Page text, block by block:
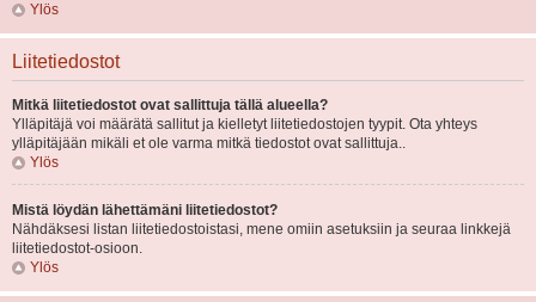
Ylös
Liitetiedostot
Mitkä liitetiedostot ovat sallittuja tällä alueella?
Ylläpitäjä voi määrätä sallitut ja kielletyt liitetiedostojen tyypit. Ota yhteys
ylläpitäjään mikäli et ole varma mitkä tiedostot ovat sallittuja..
Ylös
Mistä löydän lähettämäni liitetiedostot?
Nähdäksesi listan liitetiedostoistasi, mene omiin asetuksiin ja seuraa linkkejä
liitetiedostot-osioon.
Ylös